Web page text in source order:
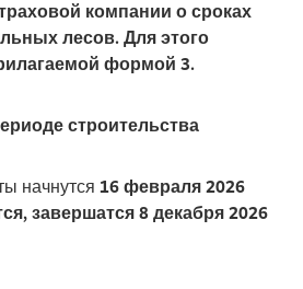
компании о сроках
лесов. Для этого
формой 3.
строительства
начнутся 16 февраля 2026
завершатся 8 декабря 2026